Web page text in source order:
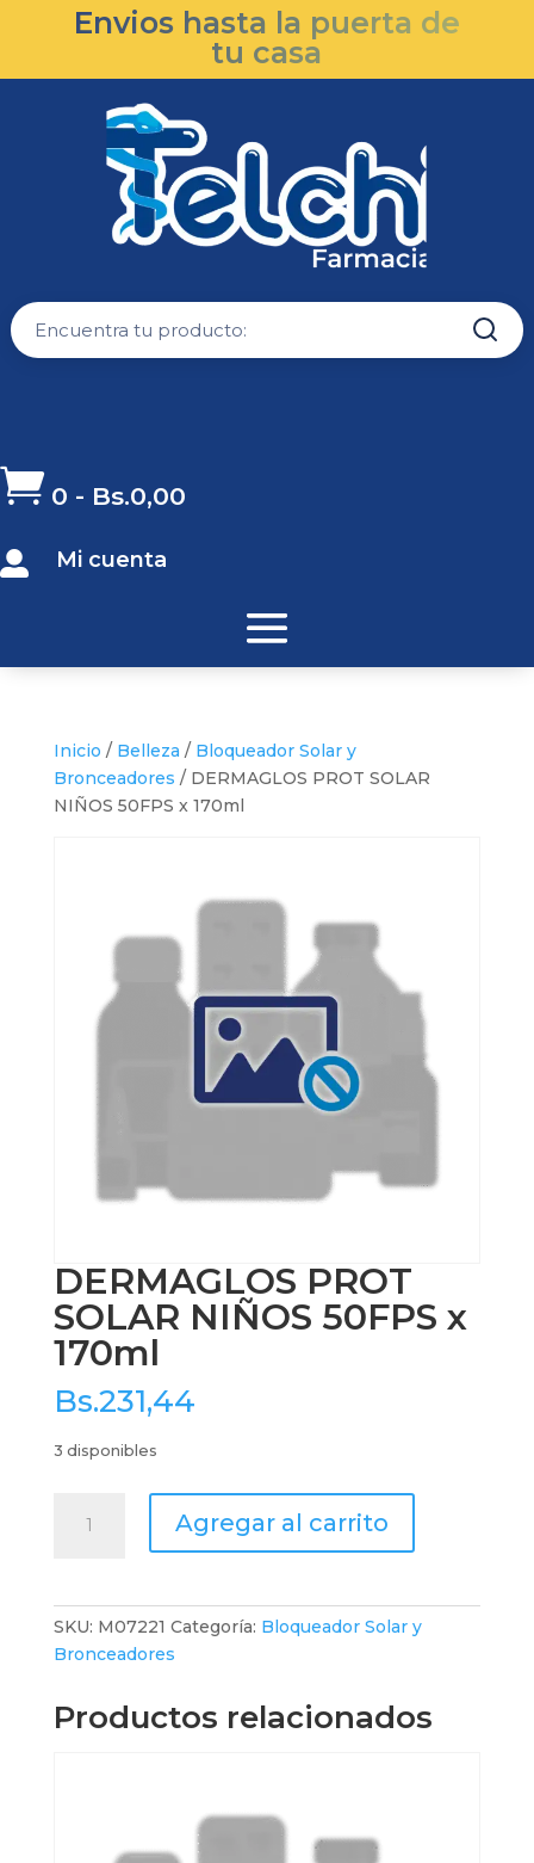
Envios hasta la puerta de
tu casa
 0 - Bs.0,00
 Mi cuenta
Inicio / Belleza / Bloqueador Solar y
Bronceadores / DERMAGLOS PROT SOLAR
NIÑOS 50FPS x 170ml
DERMAGLOS PROT
SOLAR NIÑOS 50FPS x
170ml
Bs.231,44
3 disponibles
PROT
Agregar al carrito
SKU: M07221 Categoría: Bloqueador Solar y
Bronceadores
Productos relacionados